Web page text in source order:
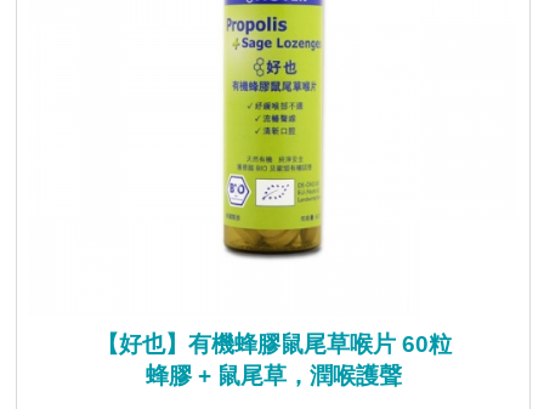
【好也】有機蜂膠鼠尾草喉片 60粒
蜂膠 + 鼠尾草，潤喉護聲